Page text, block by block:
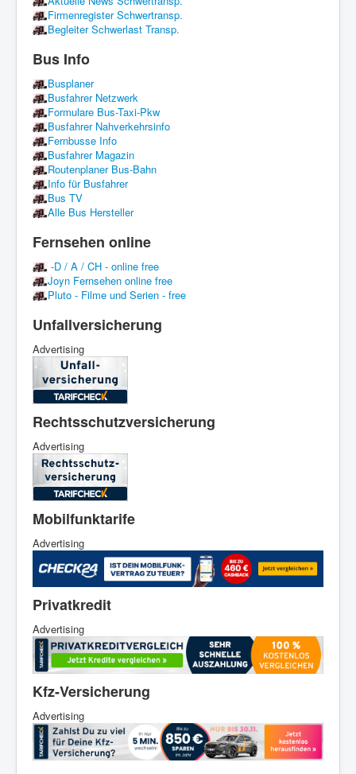
Firmenregister Schwertransp.
Begleiter Schwerlast Transp.
Bus Info
Busplaner
Busfahrer Netzwerk
Formulare Bus-Taxi-Pkw
Busfahrer Nahverkehrsinfo
Fernbusse Info
Busfahrer Magazin
Routenplaner Bus-Bahn
Info für Busfahrer
Bus TV
Alle Bus Hersteller
Fernsehen online
-D / A / CH - online free
Joyn Fernsehen online free
Pluto - Filme und Serien - free
Unfallversicherung
Advertising
Rechtsschutzversicherung
Advertising
Mobilfunktarife
Advertising
Privatkredit
Advertising
Kfz-Versicherung
Advertising